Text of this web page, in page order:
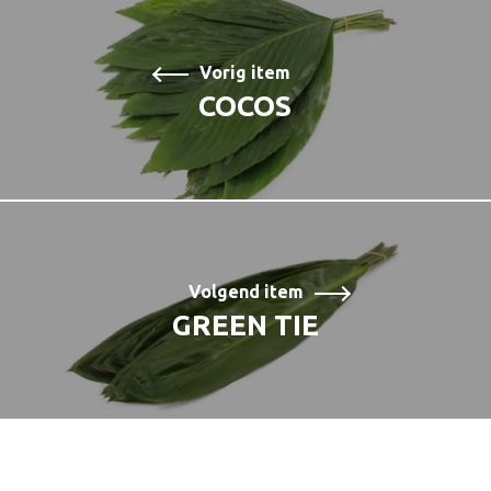
Vorig item
COCOS
Volgend item
GREEN TIE